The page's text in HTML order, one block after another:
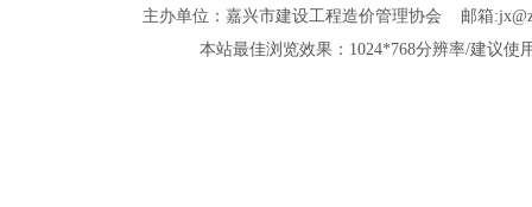
主办单位：嘉兴市建设工程造价管理协会 邮箱
本站最佳浏览效果：1024*768分辨率/建议